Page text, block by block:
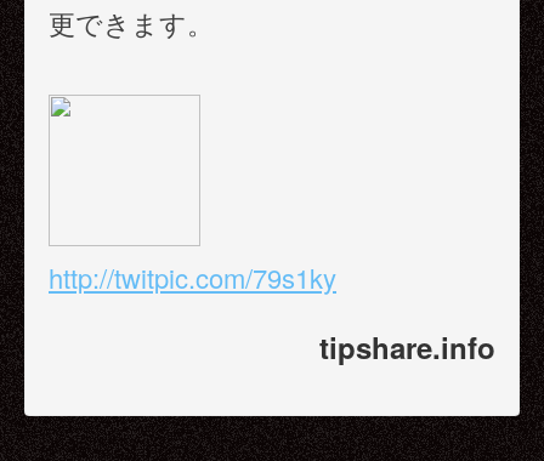
更できます。
http://twitpic.com/79s1ky
tipshare.info